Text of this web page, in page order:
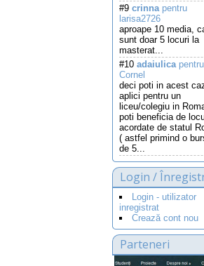
#9 crinnapentru
larisa2726
aproape 10 media,
sunt doar 5 locuri la
masterat...
#10 adaiulicapentru
Cornel
deci poti in acest
aplici pentru un
liceu/colegiu in
poti beneficia de
acordate de statul
( astfel primind o
de 5...
Login /
Login - utilizator
inregistrat
Crează cont nou
Parteneri